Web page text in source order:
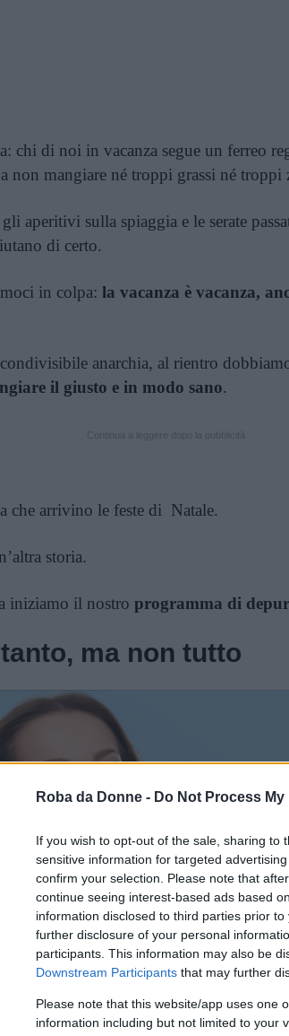
Roba da Donne - Do Not Process
If you wish to opt-out of the sale, sharing
sensitive information for targeted
confirm your selection. Please note that
continue seeing interest-based ads based
information disclosed to third parties prior
further disclosure of your personal
participants. This information may also be
Downstream Participants that may further
Please note that this website/app uses one
information including but not limited to your
chi di noi in vacanza segue un ferreo
non mangiare né troppi grassi né troppi
aperitivi sulla spiaggia e le serate
di certo.
in colpa: la vacanza è vacanza,
anarchia, al rientro
il giusto e in modo sano.
che arrivino le feste di Natale.
storia.
iniziamo il nostro programma di
ma non tutto